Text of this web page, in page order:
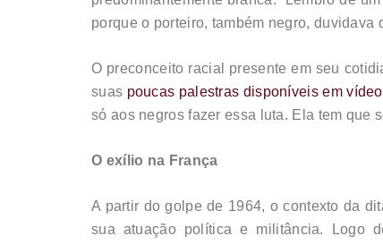
porque o porteiro, também negro,
O preconceito racial presente em seu
suas poucas palestras disponíveis em vídeo
só aos negros fazer essa luta. Ela tem que
O exílio na França
A partir do golpe de 1964, o contexto da
sua atuação política e militância. Logo